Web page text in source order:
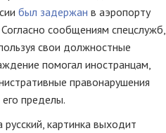
был задержан в аэропорту
сообщениям спецслужб,
свои должностные
помогал иностранцам,
правонарушения
пределы.
картинка выходит